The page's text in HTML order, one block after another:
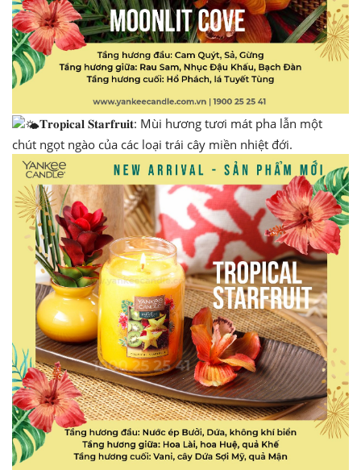
𝐓𝐫𝐨𝐩𝐢𝐜𝐚𝐥 𝐒𝐭𝐚𝐫𝐟𝐫𝐮𝐢𝐭: Mùi hương tươi mát pha lẫn một
chút ngọt ngào của các loại trái cây miền nhiệt đới.